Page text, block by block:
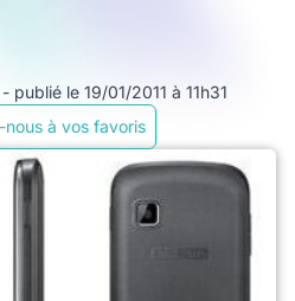
- publié le 19/01/2011 à 11h31
nous à vos favoris